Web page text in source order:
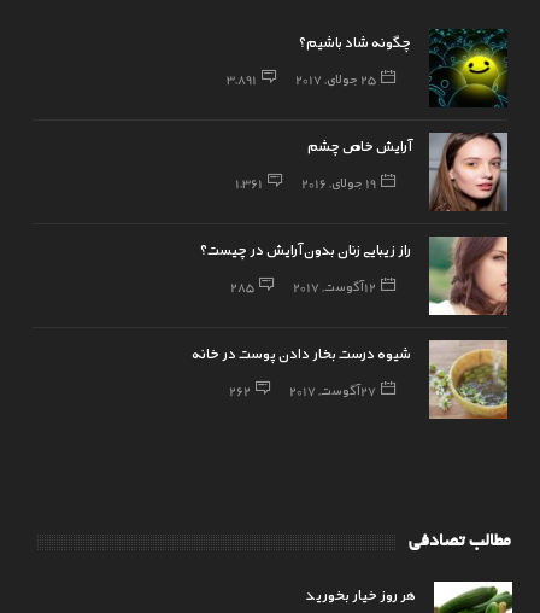
چگونه شاد باشیم؟
25 جولای, 2017 3,891
آرایش خاص چشم
19 جولای, 2016 1,361
راز زیبایی زنان بدون آرایش در چیست؟
12 آگوست, 2017 285
شیوه درست بخار دادن پوست در خانه
27 آگوست, 2017 262
مطالب تصادفی
هر روز خیار بخورید